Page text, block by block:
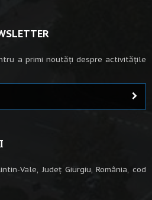
a primi noutăți despre activitățile
Vale, Județ Giurgiu, România, cod